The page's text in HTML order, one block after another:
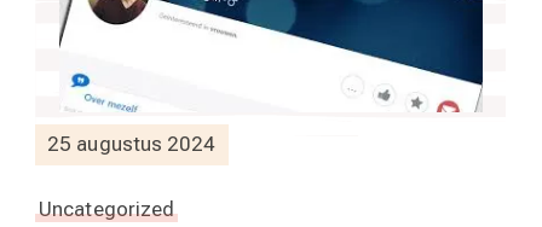
25 augustus 2024
Uncategorized